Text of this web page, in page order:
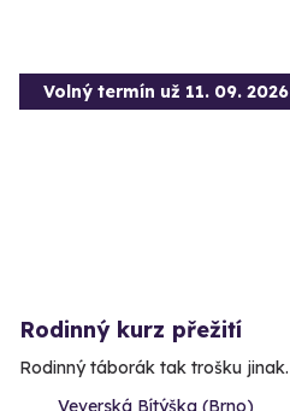
Volný termín už 11. 09. 2026
Rodinný kurz přežití
Rodinný táborák tak trošku jinak.
Veverská Bítýška (Brno)